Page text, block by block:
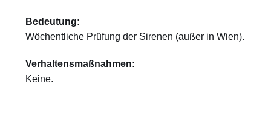
Bedeutung:
Wöchentliche Prüfung der Sirenen (außer in Wien).
Verhaltensmaßnahmen:
Keine.